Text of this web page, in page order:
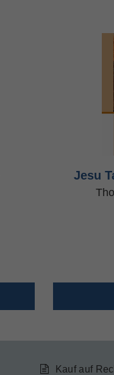
Jesu
Kauf auf